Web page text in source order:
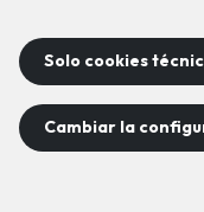
©2026CELLS
Solo cookies
Cambiar la